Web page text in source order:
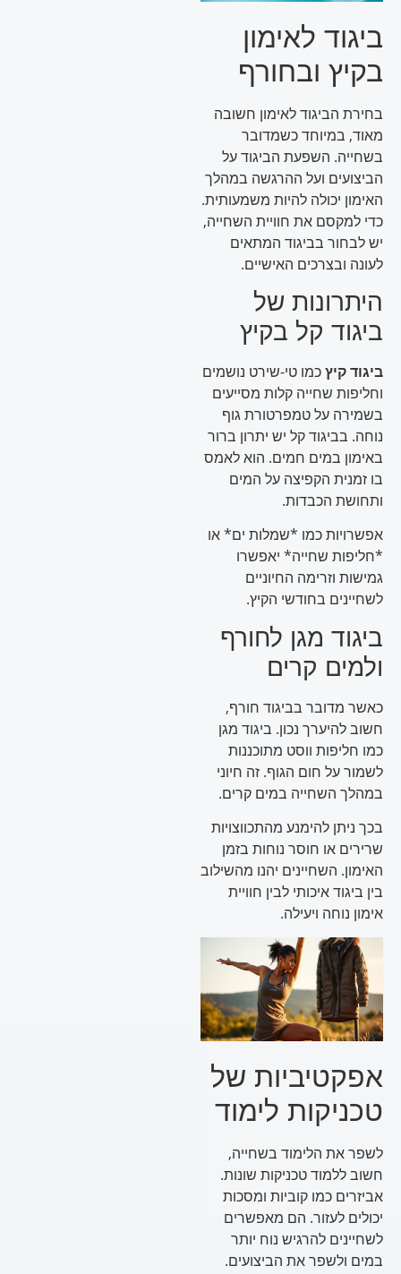
ביגוד לאימון
בקיץ ובחורף
בחירת הביגוד לאימון חשובה
מאוד, במיוחד כשמדובר
בשחייה. השפעת הביגוד על
הביצועים ועל ההרגשה במהלך
האימון יכולה להיות משמעותית.
כדי למקסם את חוויית השחייה,
יש לבחור בביגוד המתאים
לעונה ובצרכים האישיים.
היתרונות של
ביגוד קל בקיץ
ביגוד קיץכמו טי-שירט נושמים
וחליפות שחייה קלות מסייעים
בשמירה על טמפרטורת גוף
נוחה. בביגוד קל יש יתרון ברור
באימון במים חמים. הוא לאמס
בו זמנית הקפיצה על המים
ותחושת הכבדות.
אפשרויות כמו *שמלות ים* או
*חליפות שחייה* יאפשרו
גמישות וזרימה החיוניים
לשחיינים בחודשי הקיץ.
ביגוד מגן לחורף
ולמים קרים
כאשר מדובר בביגוד חורף,
חשוב להיערך נכון. ביגוד מגן
כמו חליפות ווסט מתוכננות
לשמור על חום הגוף. זה חיוני
במהלך השחייה במים קרים.
בכך ניתן להימנע מהתכווצויות
שרירים או חוסר נוחות בזמן
האימון. השחיינים יהנו מהשילוב
בין ביגוד איכותי לבין חוויית
אימון נוחה ויעילה.
אפקטיביות של
טכניקות לימוד
לשפר את הלימוד בשחייה,
חשוב ללמוד טכניקות שונות.
אביזרים כמו קוביות ומסכות
יכולים לעזור. הם מאפשרים
לשחיינים להרגיש נוח יותר
במים ולשפר את הביצועים.